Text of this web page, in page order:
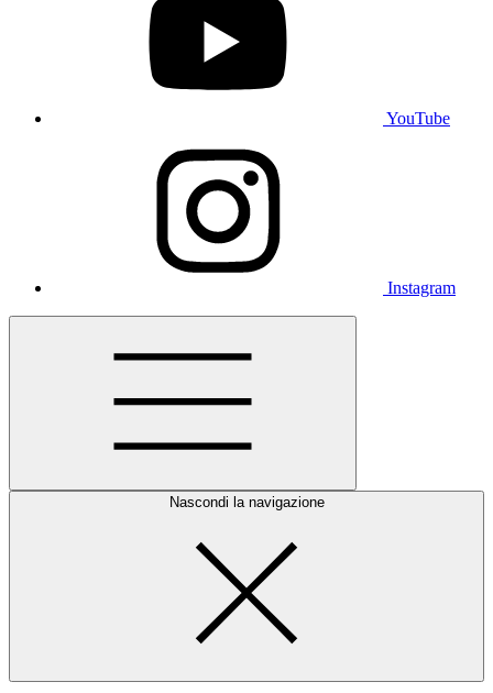
YouTube
Instagram
Nascondi la navigazione